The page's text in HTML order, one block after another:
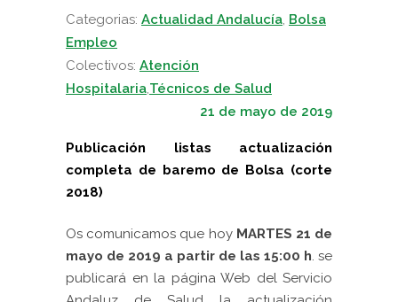
Categorias: Actualidad Andalucía Bolsa
Empleo
Colectivos: Atención
Hospitalaria Técnicos de Salud
21 de mayo de 2019
Publicación listas actualización
completa de baremo de Bolsa (corte
2018)
Os comunicamos que hoyMARTES 21 de
mayo de 2019 a partir de las 15:00 h . se
publicará en la página Web del Servicio